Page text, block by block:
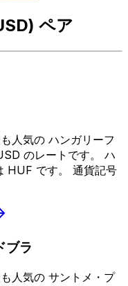
ペア
人気の ハンガリーフ
のレートです。 ハ
HUF です。 通貨記号
ブラ
人気の サントメ・プ